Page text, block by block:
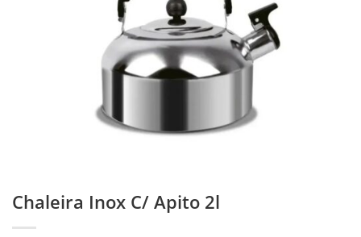
Chaleira Inox C/ Apito 2l